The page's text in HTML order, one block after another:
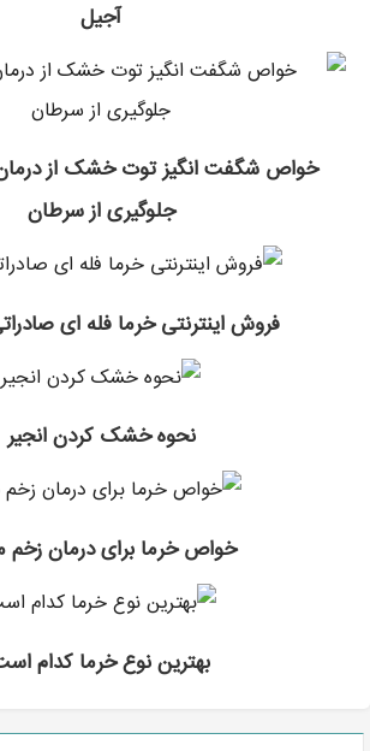
آجیل
خواص شگفت انگیز توت خشک از
جلوگیری از سرطان
فروش اینترنتی خرما فله ای
نحوه خشک کردن انجیر
خواص خرما برای درمان زخم
بهترین نوع خرما کدام